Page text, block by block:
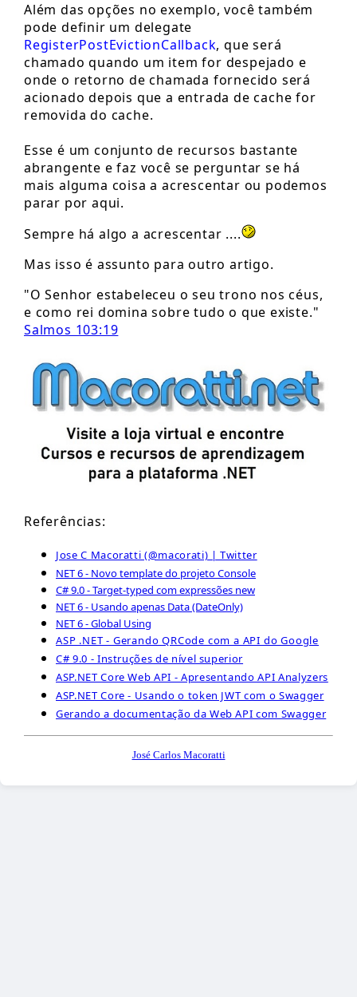
Além das opções no exemplo, você também
pode definir um delegate
RegisterPostEvictionCallback, que será
chamado quando um item for despejado e
onde o retorno de chamada fornecido será
acionado depois que a entrada de cache for
removida do cache.
Esse é um conjunto de recursos bastante
abrangente e faz você se perguntar se há
mais alguma coisa a acrescentar ou podemos
parar por aqui.
Sempre há algo a acrescentar ....
Mas isso é assunto para outro artigo.
"O Senhor estabeleceu o seu trono nos céus,
e como rei domina sobre tudo o que existe."
Salmos 103:19
Referências:
Jose C Macoratti (@macorati) | Twitter
NET 6 - Novo template do projeto Console
C# 9.0 - Target-typed com expressões new
NET 6 - Usando apenas Data (DateOnly)
NET 6 - Global Using
ASP .NET - Gerando QRCode com a API do Google
C# 9.0 - Instruções de nível superior
ASP.NET Core Web API - Apresentando API Analyzers
ASP.NET Core - Usando o token JWT com o Swagger
Gerando a documentação da Web API com Swagger
José Carlos Macoratti